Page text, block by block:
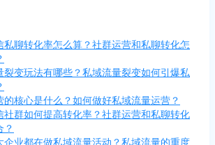
私聊转化率怎么算？社群运营和私聊转化怎
裂变玩法有哪些？私域流量裂变如何引爆私
的核心是什么？如何做好私域流量运营？
社群如何提高转化率？社群运营和私聊转化
？
企业都在做私域流量活动？私域流量的重度